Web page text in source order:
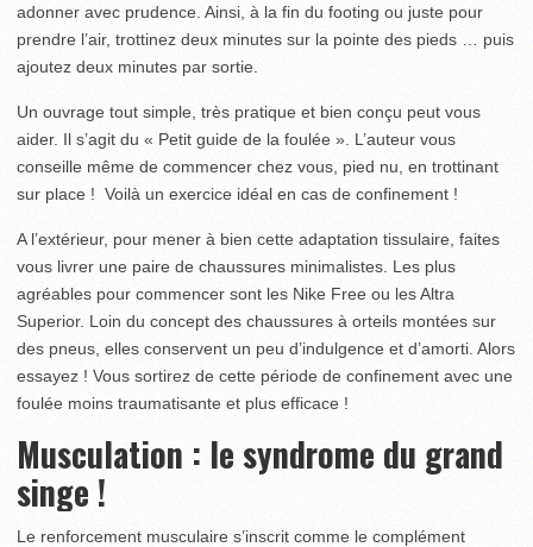
adonner avec prudence. Ainsi, à la fin du footing ou juste pour
prendre l’air, trottinez deux minutes sur la pointe des pieds … puis
ajoutez deux minutes par sortie.
Un ouvrage tout simple, très pratique et bien conçu peut vous
aider. Il s’agit du « Petit guide de la foulée ». L’auteur vous
conseille même de commencer chez vous, pied nu, en trottinant
sur place ! Voilà un exercice idéal en cas de confinement !
A l’extérieur, pour mener à bien cette adaptation tissulaire, faites
vous livrer une paire de chaussures minimalistes. Les plus
agréables pour commencer sont les Nike Free ou les Altra
Superior. Loin du concept des chaussures à orteils montées sur
des pneus, elles conservent un peu d’indulgence et d’amorti. Alors
essayez ! Vous sortirez de cette période de confinement avec une
foulée moins traumatisante et plus efficace !
Musculation : le syndrome du grand
singe !
Le renforcement musculaire s’inscrit comme le complément